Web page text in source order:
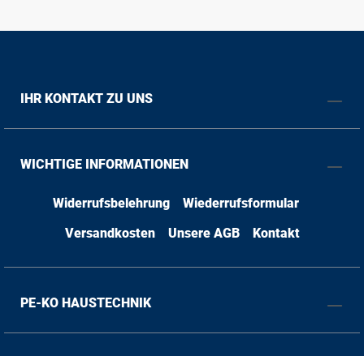
IHR KONTAKT ZU UNS
WICHTIGE INFORMATIONEN
Widerrufsbelehrung
Wiederrufsformular
Versandkosten
Unsere AGB Kontakt
PE-KO HAUSTECHNIK